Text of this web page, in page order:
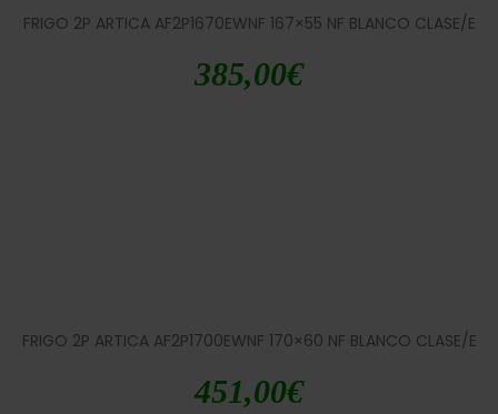
FRIGO 2P ARTICA AF2P1670EWNF 167×55 NF BLANCO CLASE/E
385,00€
FRIGO 2P ARTICA AF2P1700EWNF 170×60 NF BLANCO CLASE/E
451,00€